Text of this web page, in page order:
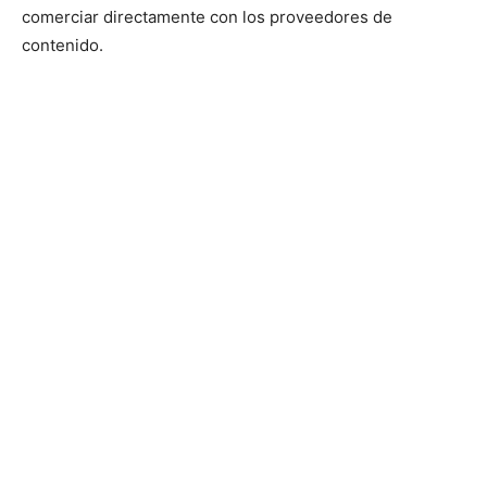
comerciar directamente con los proveedores de
contenido.